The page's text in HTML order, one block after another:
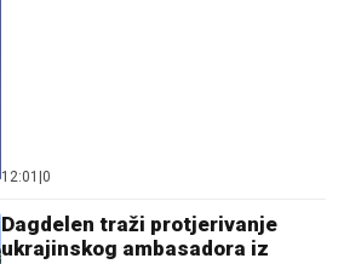
12:01 0
Dagdelen traži protjerivanje
ukrajinskog ambasadora iz